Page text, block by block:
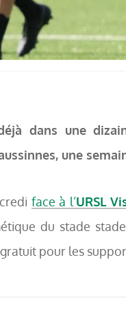
dans une
une
face à l’URSL
du stade stade
gratuit pour les